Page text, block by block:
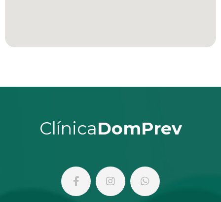
ClínicaDomPrev